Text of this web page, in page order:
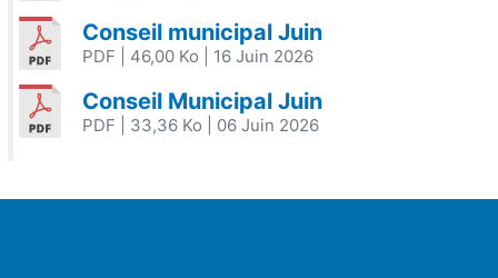
Conseil municipal Juin
PDF | 46,00 Ko | 16 Juin 2026
Conseil Municipal Juin
PDF | 33,36 Ko | 06 Juin 2026